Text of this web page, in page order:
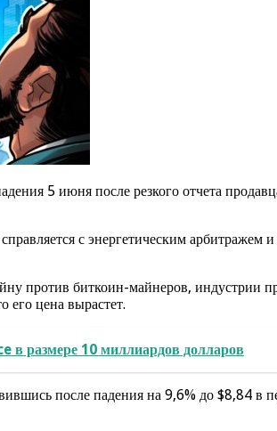
5 июня после резкого отчета
с энергетическим
против биткоин-майнеров, индустрии
цена вырастет.
в размере 10 миллиардов долларов
после падения на 9,6% до $8,84